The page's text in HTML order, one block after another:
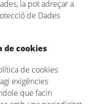
la pot adreçar a
de Dades
de cookies
de cookies
exigències
que facin